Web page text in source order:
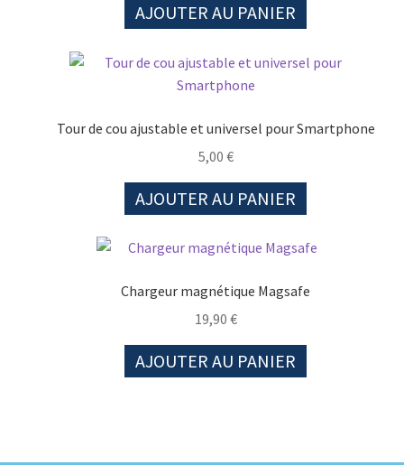
AJOUTER AU PANIER
Tour de cou ajustable et universel pour Smartphone
5,00 €
AJOUTER AU PANIER
Chargeur magnétique Magsafe
19,90 €
AJOUTER AU PANIER